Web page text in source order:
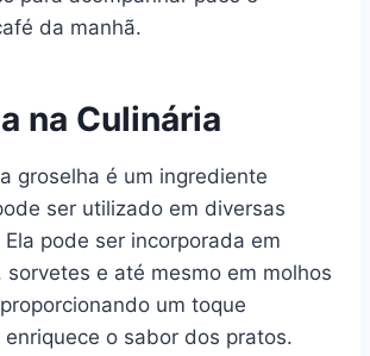
da manhã.
na Culinária
groselha é um ingrediente
ser utilizado em diversas
pode ser incorporada em
e até mesmo em molhos
um toque
o sabor dos pratos.